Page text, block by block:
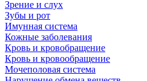
Зрение и слух
Зубы и рот
Имунная система
Кожные заболевания
Кровь и кровобращение
Кровь и кровообращение
Мочеполовая система